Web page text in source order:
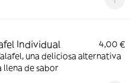
Individual
4,00 €
una deliciosa alternativa
llena de sabor